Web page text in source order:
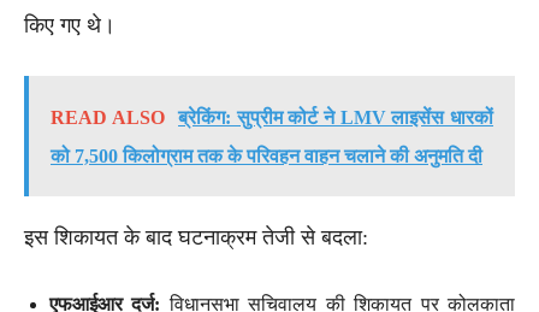
किए गए थे।
READ ALSO
ब्रेकिंग: सुप्रीम कोर्ट ने LMV लाइसेंस धारकों
को 7,500 किलोग्राम तक के परिवहन वाहन चलाने की अनुमति दी
इस शिकायत के बाद घटनाक्रम तेजी से बदला:
एफआईआर दर्ज: विधानसभा सचिवालय की शिकायत पर कोलकाता